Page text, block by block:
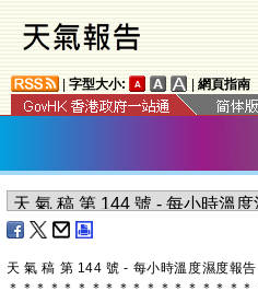
字型大小: 網頁指南
天 氣 稿 第 144 號 - 每小時溫度濕度報
＊ ＊ ＊ ＊ ＊ ＊ ＊ ＊ ＊ ＊ ＊ ＊ ＊ ＊ ＊ ＊ ＊ ＊